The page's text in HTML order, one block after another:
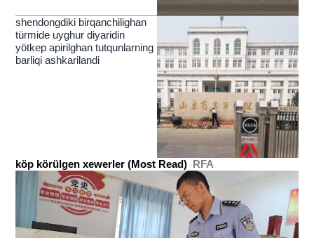
shendongdiki birqanchilighan
türmide uyghur diyaridin
yötkep apirilghan tutqunlarning
barliqi ashkarilandi
köp körülgen xewerler (Most Read) RFA